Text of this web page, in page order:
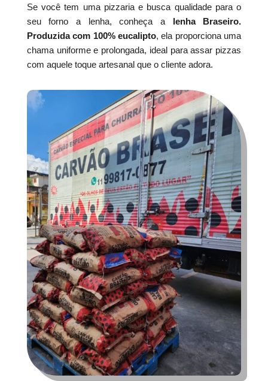
Se você tem uma pizzaria e busca qualidade para o
seu forno a lenha, conheça a lenha Braseiro.
Produzida com 100% eucalipto, ela proporciona uma
chama uniforme e prolongada, ideal para assar pizzas
com aquele toque artesanal que o cliente adora.